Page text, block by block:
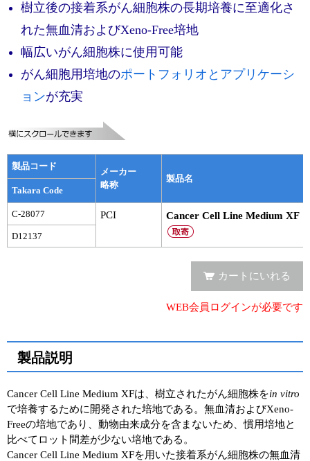
サンプル請求
テクニカルサポートライン
リアルタイムPCR（プローブ法）
機器ソフトウェア・ベクター配列ダウンロード
ラーニングセンター
リアルタイムPCR実験ガイド
遺伝子検査ガイド（食品・水質・家畜他）
幹細胞・再生医療研究ガイド
RNAi実験ガイド
プロトコール集
ユーザーズボイス集
樹立後の接着系がん細胞株の長期培養に至適化さ
れた無血清およびXeno-Free培地
幅広いがん細胞株に使用可能
がん細胞用培地のポートフォリオとアプリケーシ
ョンが充実
製品コード
メーカー
略称
製品名
Takara Code
C-28077 PCI Cancer Cell Line Medium XF
D12137
カートにいれる
WEB会員ログインが必要です
製品説明
Cancer Cell Line Medium XFは、樹立されたがん細胞株をin vitro
で培養するために開発された培地である。無血清およびXeno-
Freeの培地であり、動物由来成分を含まないため、慣用培地と
比べてロット間差が少ない培地である。
Cancer Cell Line Medium XFを用いた接着系がん細胞株の無血清